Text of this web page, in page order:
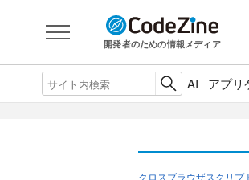
開発者のための情報メディア
AI アプリ
クロスブラウザスクリプ